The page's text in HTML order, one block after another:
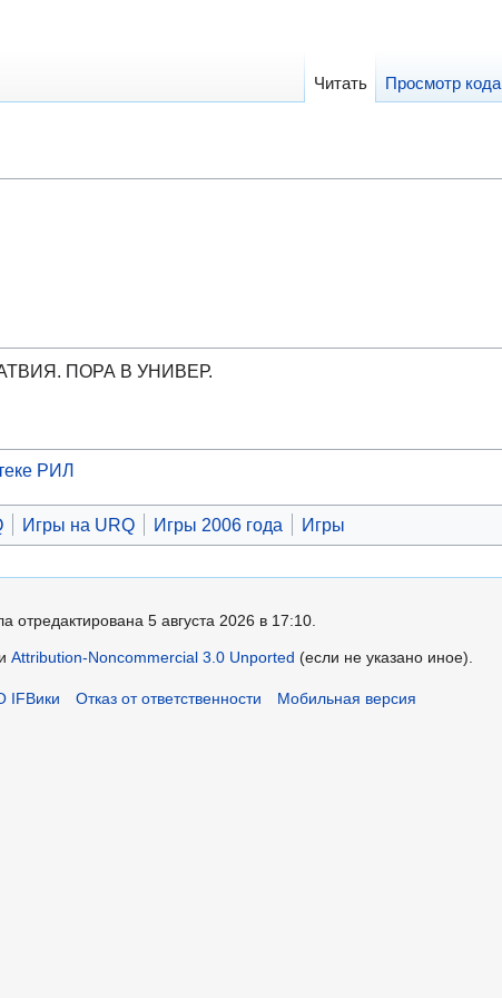
ПОРА В УНИВЕР.
РИЛ
Игры на URQ Игры 2006 года Игры
Читать Просмотр кода
отредактирована 5 августа 2026 в 17:10.
Attribution-Noncommercial 3.0 Unported (если не указано иное).
IFВики Отказ от ответственности Мобильная версия